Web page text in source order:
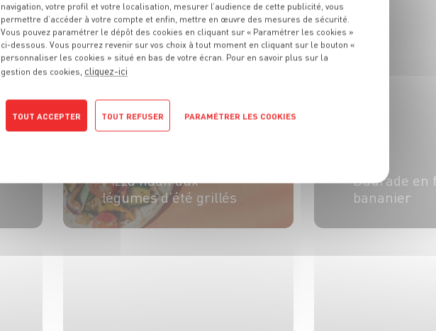
Découvrez toutes les recettes associées au même thème.
Pizza naan aux
légumes d’été grillés
Daurade en
bananier
navigation, votre profil et votre localisation, mesurer l’audience de cette publicité, vous
permettre d’accéder à votre compte et enfin, mettre en œuvre des mesures de sécurité.
Vous pouvez paramétrer le dépôt des cookies en cliquant sur « Paramétrer les cookies »
ci-dessous. Vous pourrez revenir sur vos choix à tout moment en cliquant sur le bouton «
personnaliser les cookies » situé en bas de votre écran. Pour en savoir plus sur la
gestion des cookies, cliquez-ici
TOUT ACCEPTER TOUT REFUSER PARAMÉTRER LES COOKIES